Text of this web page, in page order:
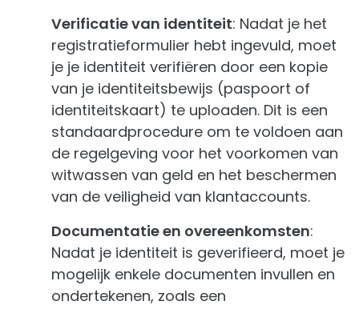
Verificatie van identiteit: Nadat je het
registratieformulier hebt ingevuld, moet
je je identiteit verifiëren door een kopie
van je identiteitsbewijs (paspoort of
identiteitskaart) te uploaden. Dit is een
standaardprocedure om te voldoen aan
de regelgeving voor het voorkomen van
witwassen van geld en het beschermen
van de veiligheid van klantaccounts.
Documentatie en overeenkomsten:
Nadat je identiteit is geverifieerd, moet je
mogelijk enkele documenten invullen en
ondertekenen, zoals een